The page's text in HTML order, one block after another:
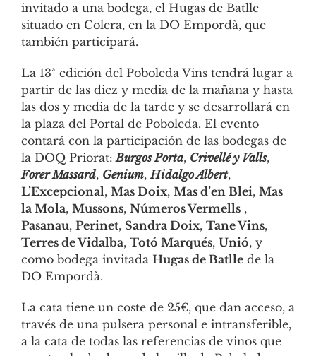
invitado a una bodega, el Hugas de Batlle
situado en Colera, en la DO Empordà, que
también participará.
La 13ª edición del Poboleda Vins tendrá lugar a
partir de las diez y media de la mañana y hasta
las dos y media de la tarde y se desarrollará en
la plaza del Portal de Poboleda. El evento
contará con la participación de las bodegas de
la DOQ Priorat: Burgos Porta, Crivellé y Valls,
Forer Massard, Genium,Hidalgo Albert,
L’Excepcional, Mas Doix, Mas d’en Blei, Mas
la Mola, Mussons, Números Vermells ,
Pasanau, Perinet, Sandra Doix, Tane Vins,
Terres de Vidalba, Totó Marqués, Unió, y
como bodega invitada Hugas de Batlle de la
DO Empordà.
La cata tiene un coste de 25€, que dan acceso, a
través de una pulsera personal e intransferible,
a la cata de todas las referencias de vinos que